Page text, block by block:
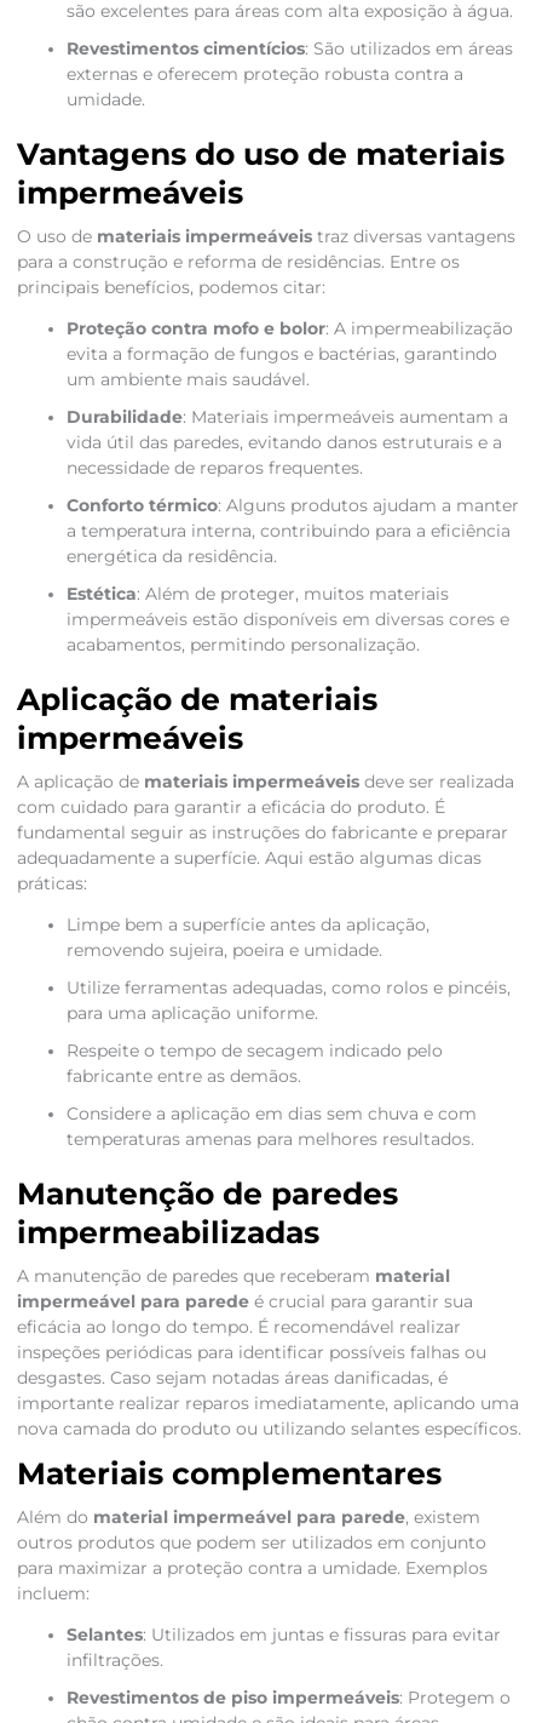
são excelentes para áreas com alta exposição à água.
Revestimentos cimentícios: São utilizados em áreas
externas e oferecem proteção robusta contra a
umidade.
Vantagens do uso de materiais
impermeáveis
O uso de materiais impermeáveistraz diversas vantagens
para a construção e reforma de residências. Entre os
principais benefícios, podemos citar:
Proteção contra mofo e bolor: A impermeabilização
evita a formação de fungos e bactérias, garantindo
um ambiente mais saudável.
Durabilidade: Materiais impermeáveis aumentam a
vida útil das paredes, evitando danos estruturais e a
necessidade de reparos frequentes.
Conforto térmico: Alguns produtos ajudam a manter
a temperatura interna, contribuindo para a eficiência
energética da residência.
Estética: Além de proteger, muitos materiais
impermeáveis estão disponíveis em diversas cores e
acabamentos, permitindo personalização.
Aplicação de materiais
impermeáveis
A aplicação de materiais impermeáveisdeve ser realizada
com cuidado para garantir a eficácia do produto. É
fundamental seguir as instruções do fabricante e preparar
adequadamente a superfície. Aqui estão algumas dicas
práticas:
Limpe bem a superfície antes da aplicação,
removendo sujeira, poeira e umidade.
Utilize ferramentas adequadas, como rolos e pincéis,
para uma aplicação uniforme.
Respeite o tempo de secagem indicado pelo
fabricante entre as demãos.
Considere a aplicação em dias sem chuva e com
temperaturas amenas para melhores resultados.
Manutenção de paredes
impermeabilizadas
A manutenção de paredes que receberam material
impermeável para paredeé crucial para garantir sua
eficácia ao longo do tempo. É recomendável realizar
inspeções periódicas para identificar possíveis falhas ou
desgastes. Caso sejam notadas áreas danificadas, é
importante realizar reparos imediatamente, aplicando uma
nova camada do produto ou utilizando selantes específicos.
Materiais complementares
Além do material impermeável para parede, existem
outros produtos que podem ser utilizados em conjunto
para maximizar a proteção contra a umidade. Exemplos
incluem:
Selantes: Utilizados em juntas e fissuras para evitar
infiltrações.
Revestimentos de piso impermeáveis: Protegem o